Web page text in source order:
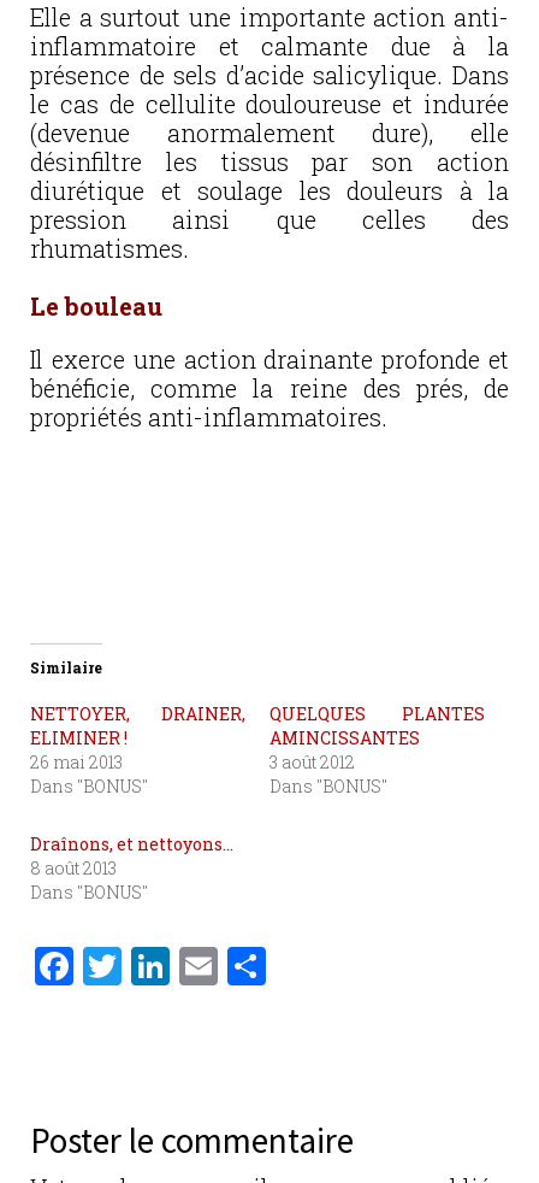
Elle a surtout une importante action anti-
inflammatoire et calmante due à la
présence de sels d’acide salicylique. Dans
le cas de cellulite douloureuse et indurée
(devenue anormalement dure), elle
désinfiltre les tissus par son action
diurétique et soulage les douleurs à la
pression ainsi que celles des
rhumatismes.
Le bouleau
Il exerce une action drainante profonde et
bénéficie, comme la reine des prés, de
propriétés anti-inflammatoires.
Similaire
NETTOYER, DRAINER,
ELIMINER !
26 mai 2013
Dans "BONUS"
QUELQUES PLANTES
AMINCISSANTES
3 août 2012
Dans "BONUS"
Draînons, et nettoyons…
8 août 2013
Dans "BONUS"
F
b
o
T
r
Li
n
E
er
Poster le commentaire